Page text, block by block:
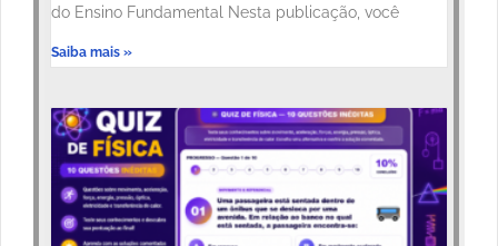
do Ensino Fundamental Nesta publicação, você
Saiba mais »